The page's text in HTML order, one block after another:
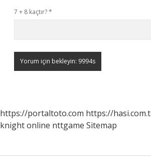
7 + 8 kaçtır?*
https://portaltoto.com https://
knight online nttgame Sitemap